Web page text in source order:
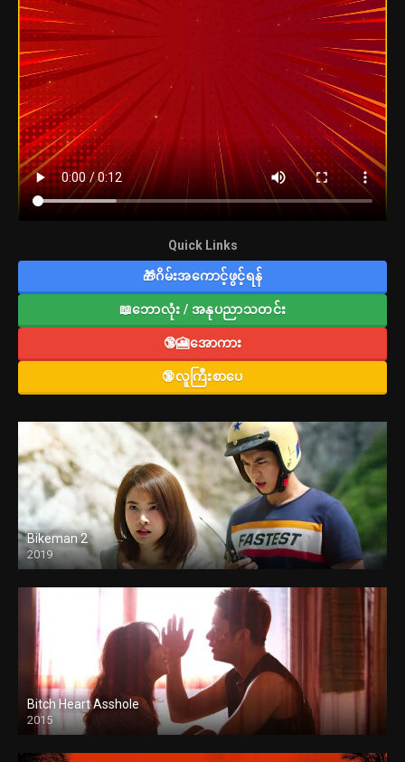
Quick Links
🎁ဂိမ်းအကောင့်ဖွင့်ရန်
📖ဘောလုံး / အနုပညာသတင်း
🔞🎦အောကား
🔞လူကြီးစာပေ
Bikeman 2
2019
Bitch Heart Asshole
2015